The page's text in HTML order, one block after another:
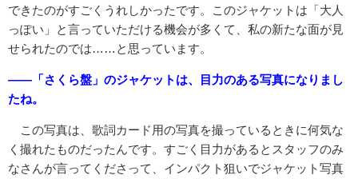
できたのがすごくうれしかったです。このジャケットは「大人
っぽい」と言っていただける機会が多くて、私の新たな面が見
せられたのでは……と思っています。
――「さくら盤」のジャケットは、目力のある写真になりまし
たね。
この写真は、歌詞カード用の写真を撮っているときに何気な
く撮れたものだったんです。すごく目力があるとスタッフのみ
なさんが言ってくださって、インパクト狙いでジャケット写真